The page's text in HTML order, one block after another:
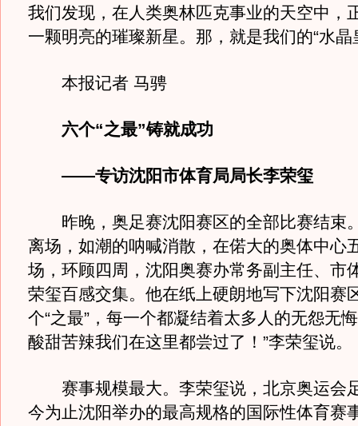
我们发现，在人类奥林匹克事业的天空中，
一颗明亮的璀璨新星。那，就是我们的“水晶
本报记者 马骋
六个“之最”铸就成功
——专访沈阳市体育局局长李荣玺
昨晚，奥足赛沈阳赛区的全部比赛结束
离场，如潮的呐喊消散，在偌大的奥体中心
场，环顾四周，沈阳奥赛办常务副主任、市
荣玺百感交集。他在纸上硬朗地写下沈阳赛
个“之最”，每一个都凝结着太多人的无怨无
酸甜苦辣我们在这里都尝过了！”李荣玺说。
赛事规模最大。李荣玺说，北京奥运会
今为止沈阳举办的最高规格的国际性体育赛